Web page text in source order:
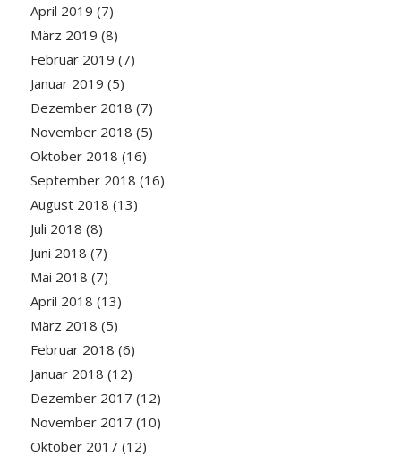
April 2019 (7)
März 2019 (8)
Februar 2019 (7)
Januar 2019 (5)
Dezember 2018 (7)
November 2018 (5)
Oktober 2018 (16)
September 2018 (16)
August 2018 (13)
Juli 2018 (8)
Juni 2018 (7)
Mai 2018 (7)
April 2018 (13)
März 2018 (5)
Februar 2018 (6)
Januar 2018 (12)
Dezember 2017 (12)
November 2017 (10)
Oktober 2017 (12)